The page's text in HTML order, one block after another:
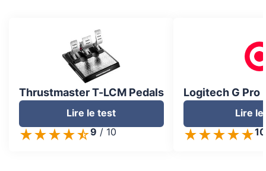
Thrustmaster T-LCM Pedals
Lire le test
9 / 10
Logitech G Pro
Lire
10